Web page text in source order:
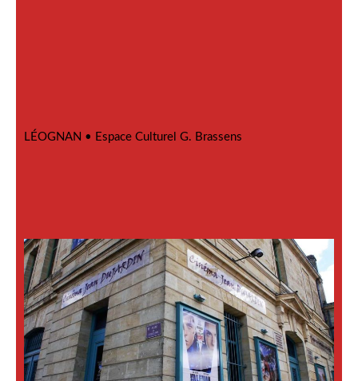
LÉOGNAN • Espace Culturel G. Brassens